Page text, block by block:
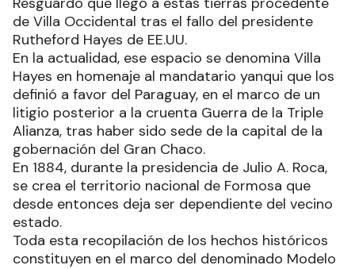
de Villa Occidental tras el fallo del presidente
Rutheford Hayes de EE.UU.
En la actualidad, ese espacio se denomina Villa
Hayes en homenaje al mandatario yanqui que los
definió a favor del Paraguay, en el marco de un
litigio posterior a la cruenta Guerra de la Triple
Alianza, tras haber sido sede de la capital de la
gobernación del Gran Chaco.
En 1884, durante la presidencia de Julio A. Roca,
se crea el territorio nacional de Formosa que
desde entonces deja ser dependiente del vecino
estado.
Toda esta recopilación de los hechos históricos
constituyen en el marco del denominado Modelo